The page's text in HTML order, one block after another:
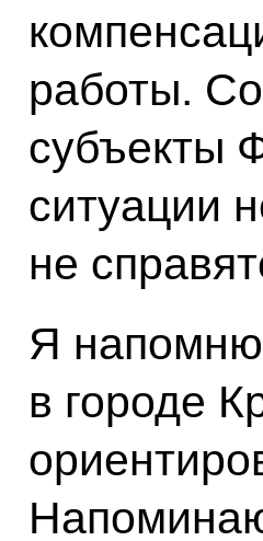
работы.
субъекты
ситуации
не
Я
в городе